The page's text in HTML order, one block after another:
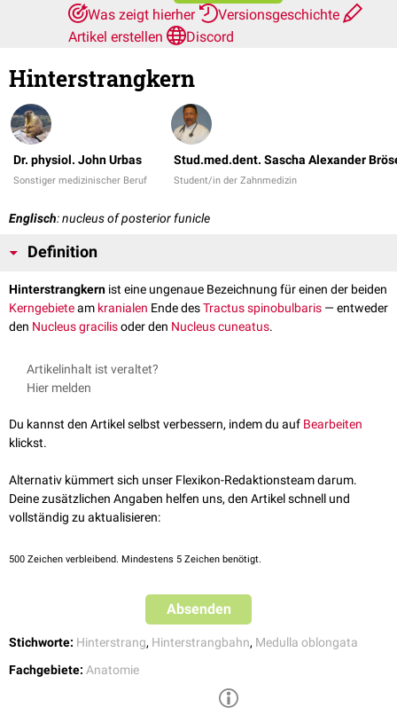
Was zeigt hierher
Versionsgeschichte
Artikel erstellen
Discord
Hinterstrangkern
Dr. physiol. John Urbas
Sonstiger medizinischer Beruf
Stud.med.dent. Sascha Alexander
Student/in der Zahnmedizin
Englisch: nucleus of posterior funicle
Definition
Hinterstrangkern ist eine ungenaue Bezeichnung für einen der beiden
Kerngebieteam kranialen Ende desTractus spinobulbaris — entweder
den Nucleus gracilisoder den Nucleus cuneatus.
Artikelinhalt ist veraltet?
Hier melden
Du kannst den Artikel selbst verbessern, indem du auf Bearbeiten
klickst.
Alternativ kümmert sich unser Flexikon-Redaktionsteam darum.
Deine zusätzlichen Angaben helfen uns, den Artikel schnell und
vollständig zu aktualisieren:
500 Zeichen verbleibend. Mindestens 5 Zeichen benötigt.
Absenden
Stichworte: Hinterstrang, Hinterstrangbahn, Medulla oblongata
Fachgebiete: Anatomie